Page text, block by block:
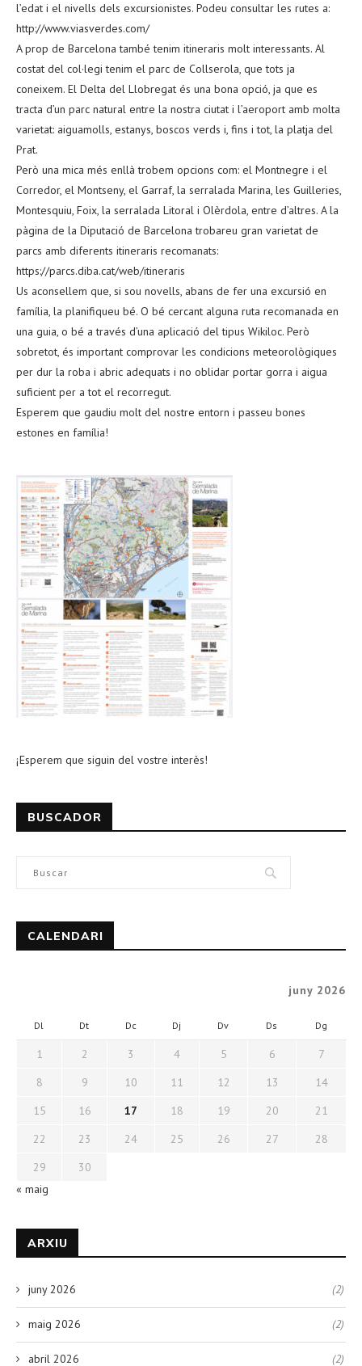
l’edat i el nivells dels excursionistes. Podeu consultar les rutes a:
http://www.viasverdes.com/
A prop de Barcelona també tenim itineraris molt interessants. Al
costat del col·legi tenim el parc de Collserola, que tots ja
coneixem. El Delta del Llobregat és una bona opció, ja que es
tracta d’un parc natural entre la nostra ciutat i l’aeroport amb molta
varietat: aiguamolls, estanys, boscos verds i, fins i tot, la platja del
Prat.
Però una mica més enllà trobem opcions com: el Montnegre i el
Corredor, el Montseny, el Garraf, la serralada Marina, les Guilleries,
Montesquiu, Foix, la serralada Litoral i Olèrdola, entre d’altres. A la
pàgina de la Diputació de Barcelona trobareu gran varietat de
parcs amb diferents itineraris recomanats:
https://parcs.diba.cat/web/itineraris
Us aconsellem que, si sou novells, abans de fer una excursió en
família, la planifiqueu bé. O bé cercant alguna ruta recomanada en
una guia, o bé a través d’una aplicació del tipus Wikiloc. Però
sobretot, és important comprovar les condicions meteorològiques
per dur la roba i abric adequats i no oblidar portar gorra i aigua
suficient per a tot el recorregut.
Esperem que gaudiu molt del nostre entorn i passeu bones
estones en família!
¡Esperem que siguin del vostre interès!
BUSCADOR
CALENDARI
juny 2026
Dl Dt Dc Dj Dv Ds Dg
1 2 3 4 5 6
7
8
9 10 11 12 13
14
15
16 17 18 19 20
21
22
23 24 25 26 27
28
29
30
« maig
ARXIU
juny 2026 (2)
maig 2026 (2)
abril 2026 (2)